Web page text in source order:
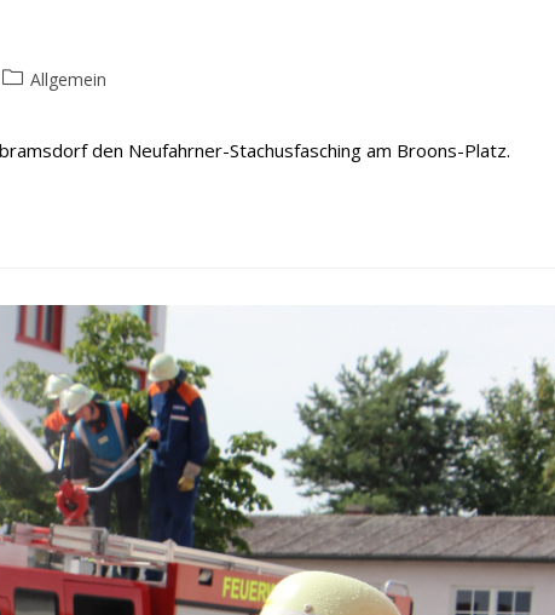
Beitrags-
Allgemein
den Neufahrner-Stachusfasching am Broons-Platz.